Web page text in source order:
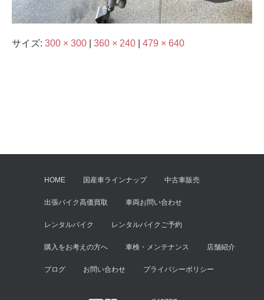
サイズ: 300 × 300 360 × 240 479 × 640
HOME 国産車ラインナップ 中古車販売
出張バイク高価買取 車両お問い合わせ
レンタルバイク レンタルバイクご予約
購入をお考えの方へ 車検・メンテナンス 店舗紹介
ブログ お問い合わせ プライバシーポリシー